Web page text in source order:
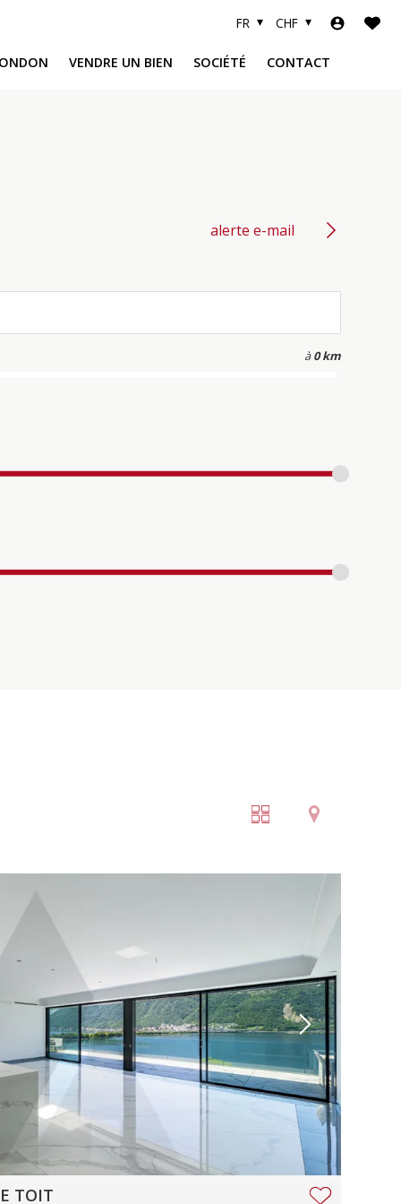
CHF
FR
VENDRE UN BIEN SOCIÉTÉ CONTACT
alerte e-mail
à0 km
TOIT